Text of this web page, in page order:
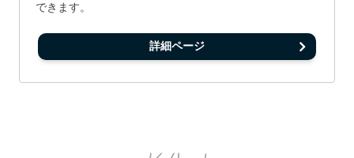
できます。
詳細ページ